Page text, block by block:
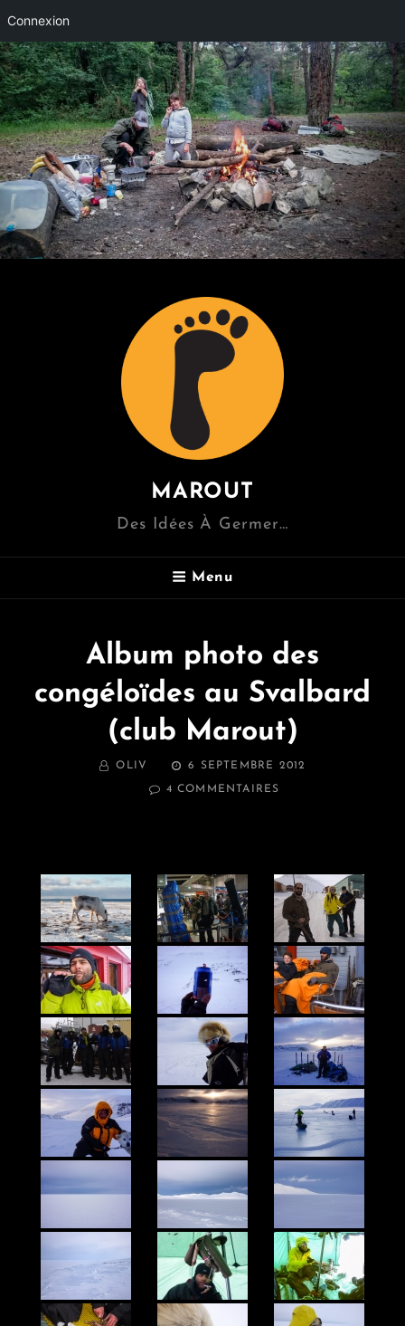
Connexion
MAROUT
Des Idées À Germer…
Menu
Album photo des
congéloïdes au Svalbard
(club Marout)
BY OLIV
POSTED
ON
6 SEPTEMBRE 2012
4 COMMENTAIRES
AU
SVALBARD
(CLUB
MAROUT)